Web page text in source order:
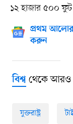
১২ হাজার ৫০০ ফুট
প্রথম
করুন
বিশ্বথেকে
যুক্তরাষ্ট্র